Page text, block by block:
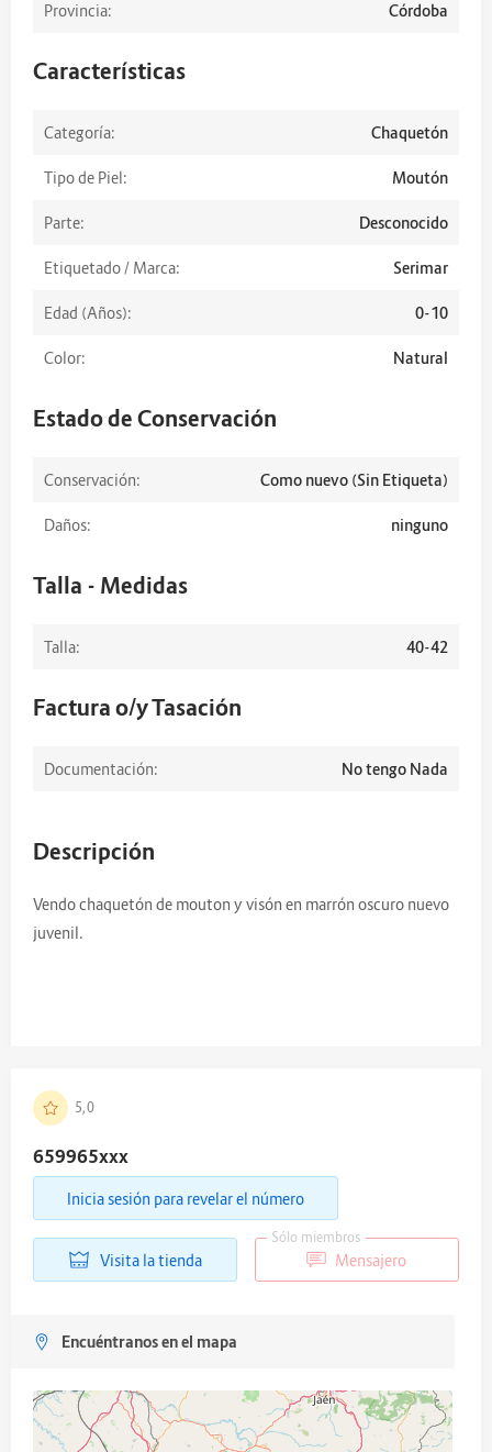
Provincia: Córdoba
Características
Categoría: Chaquetón
Tipo de Piel: Moutón
Parte: Desconocido
Etiquetado / Marca: Serimar
Edad (Años): 0-10
Color: Natural
Estado de Conservación
Conservación: Como nuevo (Sin Etiqueta)
Daños: ninguno
Talla - Medidas
Talla: 40-42
Factura o/y Tasación
Documentación: No tengo Nada
Descripción
Vendo chaquetón de mouton y visón en marrón oscuro nuevo
juvenil.
5,0
659965xxx
Inicia sesión para revelar el número
Visita la tienda
Sólo miembros
Mensajero
Encuéntranos en el mapa